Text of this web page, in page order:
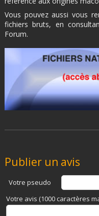
Vous pouvez aussi vous
fichiers bruts, en
Forum.
Publier un avis
Votre pseudo
Votre avis (1000 caractères